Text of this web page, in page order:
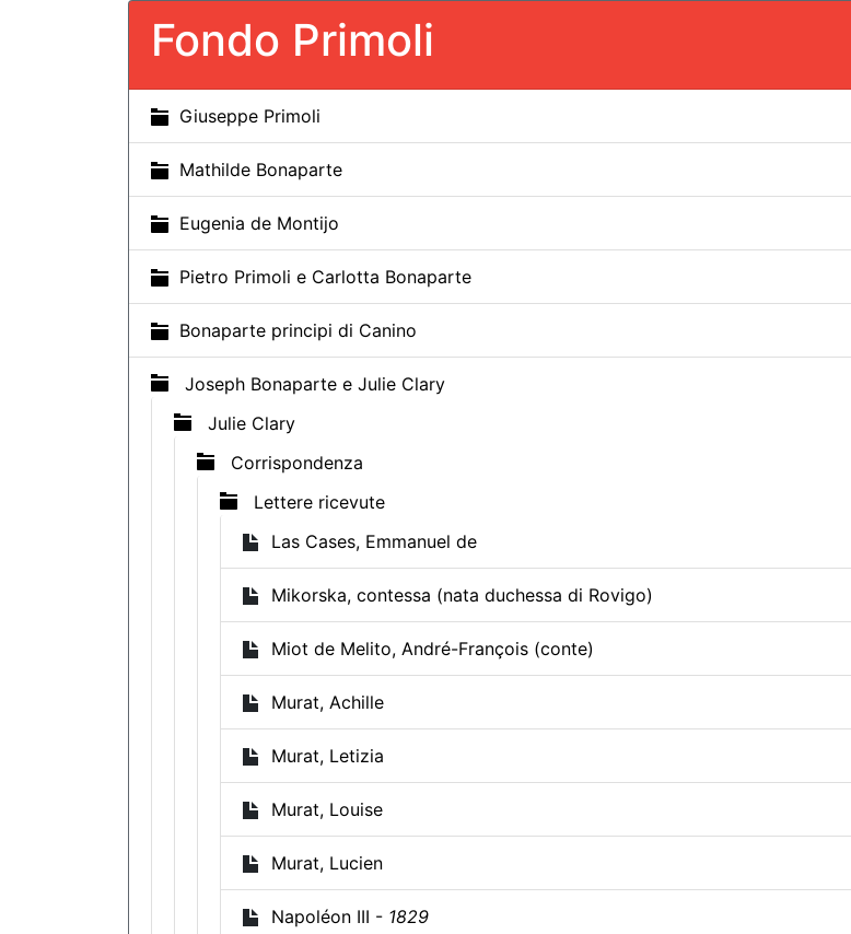
Fondo Primoli
Giuseppe Primoli
Mathilde Bonaparte
Eugenia de Montijo
Pietro Primoli e Carlotta Bonaparte
Bonaparte principi di Canino
Joseph Bonaparte e Julie Clary
Julie Clary
Corrispondenza
Lettere ricevute
Las Cases, Emmanuel de
Mikorska, contessa (nata duchessa di Rovigo)
Miot de Melito, André-François (conte)
Murat, Achille
Murat, Letizia
Murat, Louise
Murat, Lucien
Napoléon III - 1829